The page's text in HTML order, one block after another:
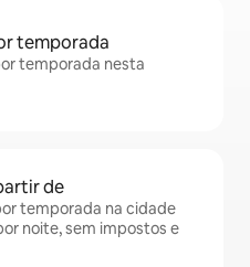
temporada
temporada nesta
de
temporada na cidade
noite, sem impostos e